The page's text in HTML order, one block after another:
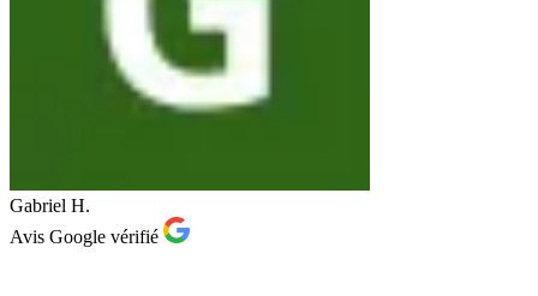
Gabriel H.
Avis Google vérifié